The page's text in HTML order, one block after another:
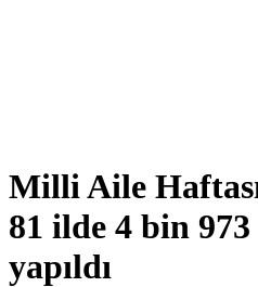
Milli Aile
81 ilde 4 bin
yapıldı